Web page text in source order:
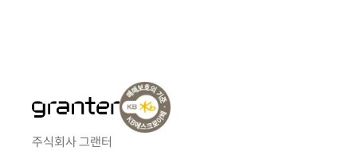
주식회사 그랜터